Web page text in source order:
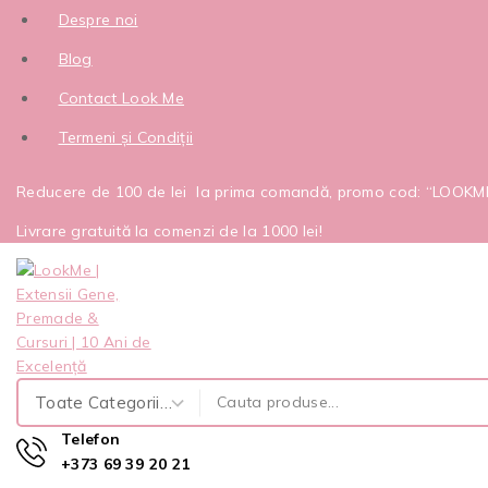
Despre noi
Blog
Contact Look Me
Termeni și Condiții
Reducere de 100 de lei la prima comandă, promo cod:
Livrare gratuită la comenzi de la 1000 lei!
Telefon
+373 69 39 20 21